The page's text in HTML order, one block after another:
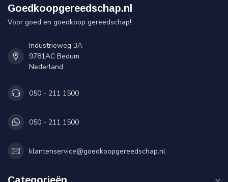
Goedkoopgereedschap.nl
Voor goed en goedkoop gereedschap!
Industrieweg 3A
9781AC Bedum
Nederland
050 - 211 1500
050 - 211 1500
klantenservice@goedkoopgereedschap.nl